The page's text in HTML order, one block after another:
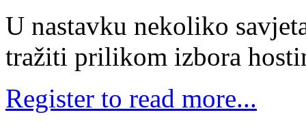
U nastavku nekoliko
tražiti prilikom izbora
Register to read more...